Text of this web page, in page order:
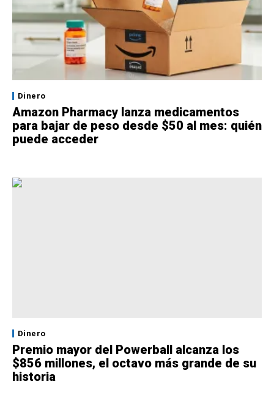
Dinero
Amazon Pharmacy lanza medicamentos
para bajar de peso desde $50 al mes: quién
puede acceder
Dinero
Premio mayor del Powerball alcanza los
$856 millones, el octavo más grande de su
historia